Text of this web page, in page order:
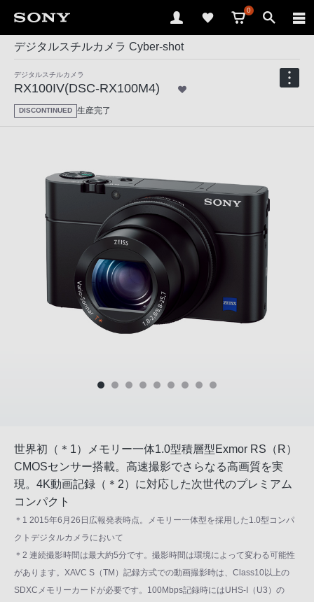
0
デジタルスチルカメラ Cyber-shot
デジタルスチルカメラ
RX100IV(DSC-RX100M4)
DISCONTINUED 生産完了
世界初（＊1）メモリー一体1.0型積層型Exmor RS（R）
CMOSセンサー搭載。高速撮影でさらなる高画質を実
現。4K動画記録（＊2）に対応した次世代のプレミアム
コンパクト
＊1 2015年6月26日広報発表時点。メモリー一体型を採用した1.0型コンパ
クトデジタルカメラにおいて
＊2 連続撮影時間は最大約5分です。撮影時間は環境によって変わる可能性
があります。XAVC S（TM）記録方式での動画撮影時は、Class10以上の
SDXCメモリーカードが必要です。100Mbps記録時にはUHS-I（U3）の